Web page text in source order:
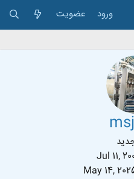
ورود عضویت
Jul 11,
May 14,